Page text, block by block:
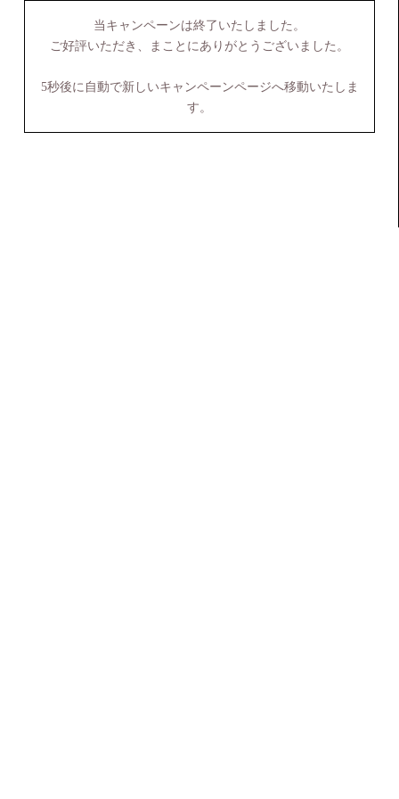
当キャンペーンは終了いたしました。
ご好評いただき、まことにありがとうございました。
5秒後に自動で新しいキャンペーンページへ移動いたしま
す。